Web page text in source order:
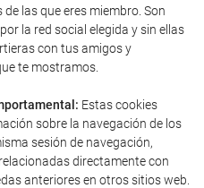
las que eres miembro. Son
la red social elegida y sin ellas
con tus amigos y
te mostramos.
Estas cookies
sobre la navegación de los
sesión de navegación,
directamente con
anteriores en otros sitios web.